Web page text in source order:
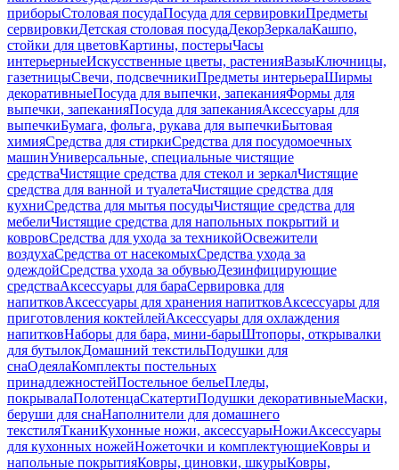
приборыСтоловая посудаПосуда для сервировкиПредметы
сервировкиДетская столовая посудаДекорЗеркалаКашпо,
стойки для цветовКартины, постерыЧасы
интерьерныеИскусственные цветы, растенияВазыКлючницы,
газетницыСвечи, подсвечникиПредметы интерьераШирмы
декоративныеПосуда для выпечки, запеканияФормы для
выпечки, запеканияПосуда для запеканияАксессуары для
выпечкиБумага, фольга, рукава для выпечкиБытовая
химияСредства для стиркиСредства для посудомоечных
машинУниверсальные, специальные чистящие
средстваЧистящие средства для стекол и зеркалЧистящие
средства для ванной и туалетаЧистящие средства для
кухниСредства для мытья посудыЧистящие средства для
мебелиЧистящие средства для напольных покрытий и
ковровСредства для ухода за техникойОсвежители
воздухаСредства от насекомыхСредства ухода за
одеждойСредства ухода за обувьюДезинфицирующие
средстваАксессуары для бараСервировка для
напитковАксессуары для хранения напитковАксессуары для
приготовления коктейлейАксессуары для охлаждения
напитковНаборы для бара, мини-барыШтопоры, открывалки
для бутылокДомашний текстильПодушки для
снаОдеялаКомплекты постельных
принадлежностейПостельное бельеПледы,
покрывалаПолотенцаСкатертиПодушки декоративныеМаски,
беруши для снаНаполнители для домашнего
текстиляТканиКухонные ножи, аксессуарыНожиАксессуары
для кухонных ножейНожеточки и комплектующиеКовры и
напольные покрытияКовры, циновки, шкурыКовры,